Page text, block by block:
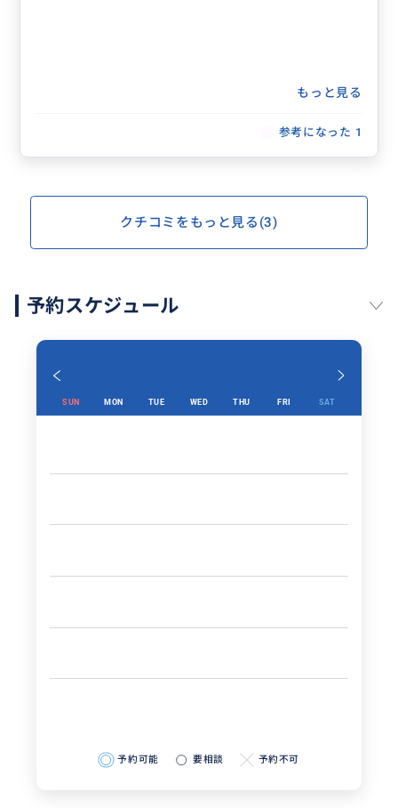
もっと見る
参考になった 1
クチコミをもっと見る(3)
予約スケジュール
SUN MON TUE WED THU FRI SAT
予約可能 要相談 予約不可